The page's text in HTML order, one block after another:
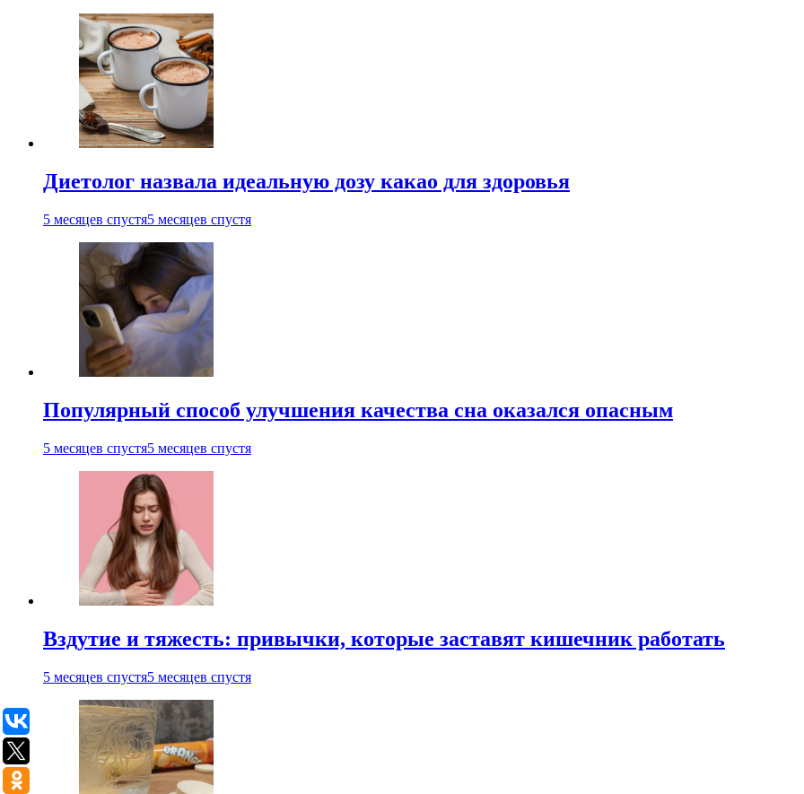
Диетолог назвала идеальную дозу какао для здоровья
5 месяцев спустя5 месяцев спустя
Популярный способ улучшения качества сна оказался опасным
5 месяцев спустя5 месяцев спустя
Вздутие и тяжесть: привычки, которые заставят кишечник работать
5 месяцев спустя5 месяцев спустя